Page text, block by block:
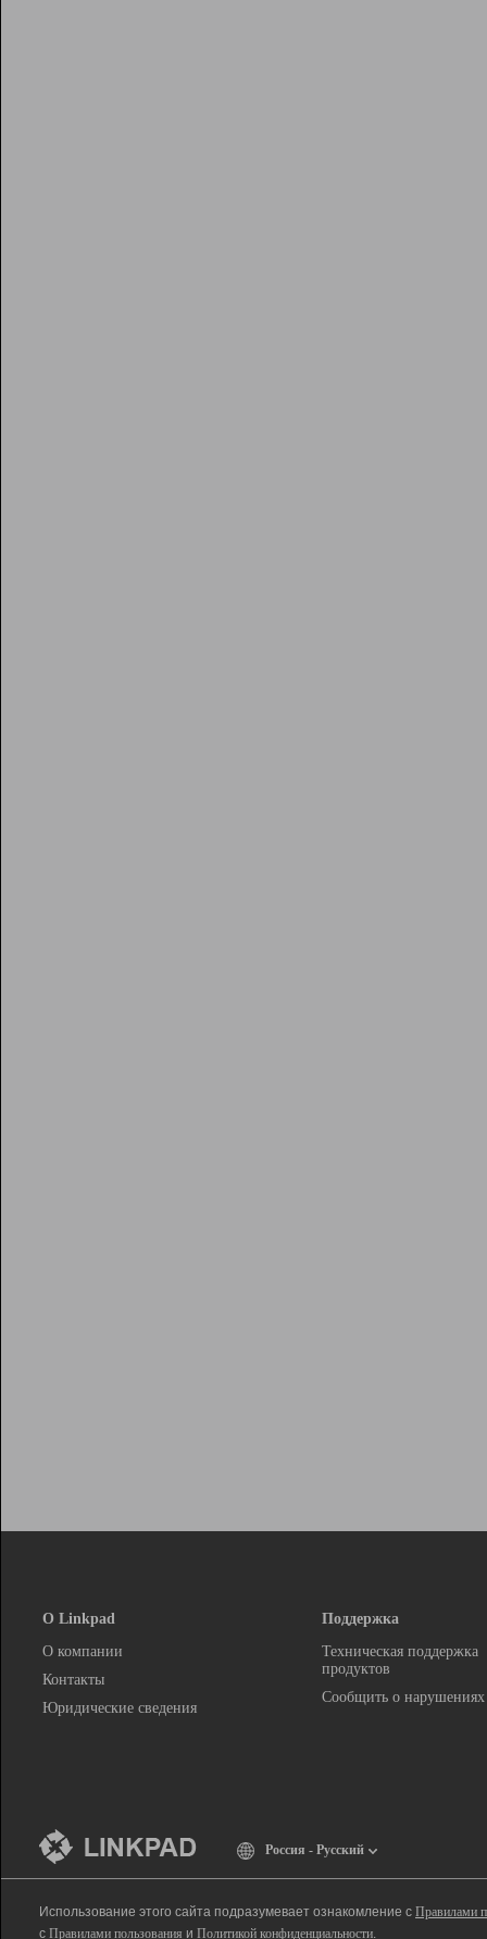
О Linkpad
О компании
Контакты
Юридические сведения
Поддержка
Техническая поддержка
продуктов
Сообщить о нарушениях
Россия - Русский
Использование этого сайта подразумевает ознакомление с Правилами
с Правилами пользования и Политикой конфиденциальности.